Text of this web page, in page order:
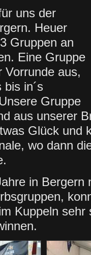
uns der
Heuer
Gruppen an
Eine Gruppe
Vorrunde aus,
in´s
Gruppe
aus unserer
Glück und
wo dann
in Bergern
Kuppeln